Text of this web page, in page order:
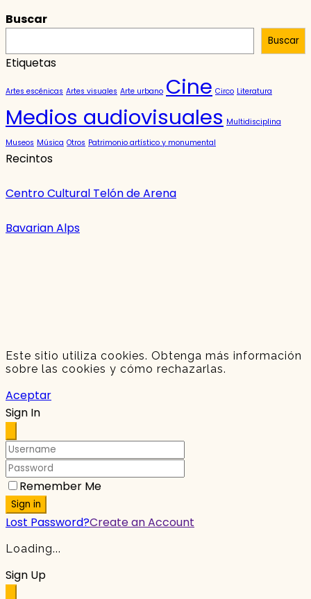
Buscar
Buscar
Etiquetas
Artes escénicas Artes visuales Arte urbano Cine Circo Literatura
Medios audiovisuales Multidisciplina
Museos Música Otros Patrimonio artístico y monumental
Recintos
Centro Cultural Telón de Arena
Bavarian Alps
Este sitio utiliza cookies. Obtenga más información
sobre las cookies y cómo rechazarlas.
Aceptar
Sign In
Remember Me
Sign in
Lost Password?Create an Account
Loading...
Sign Up